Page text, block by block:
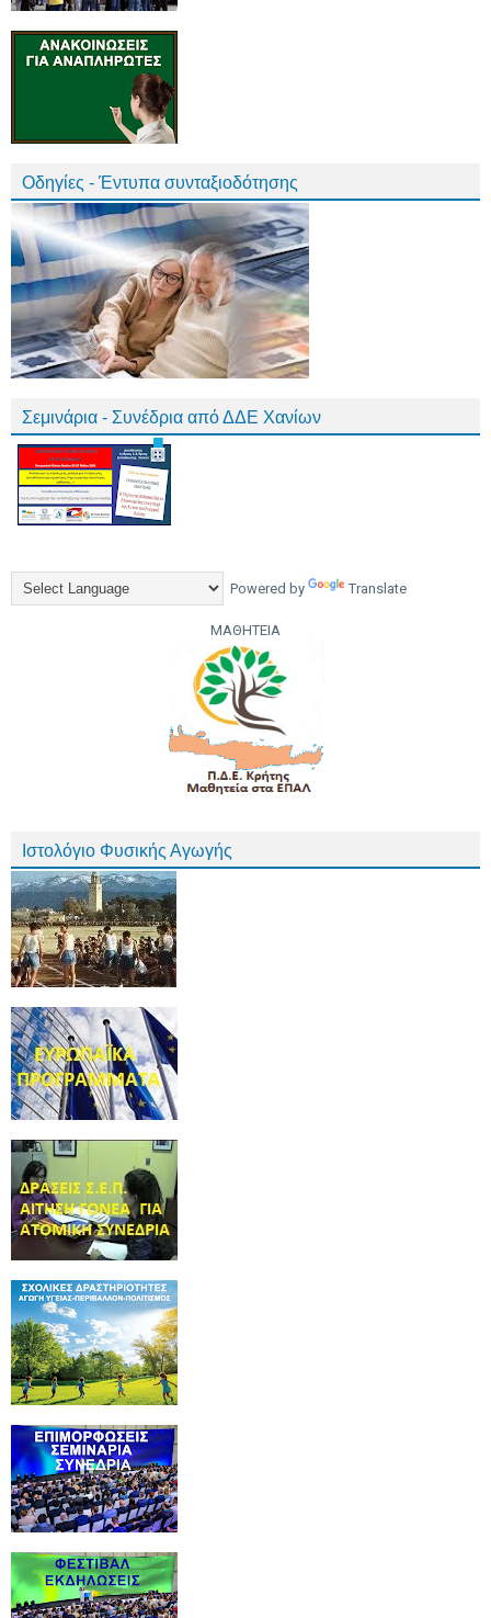
Οδηγίες - Έντυπα συνταξιοδότησης
Σεμινάρια - Συνέδρια από ΔΔΕ Χανίων
Powered by Translate
ΜΑΘΗΤΕΙΑ
Ιστολόγιο Φυσικής Αγωγής